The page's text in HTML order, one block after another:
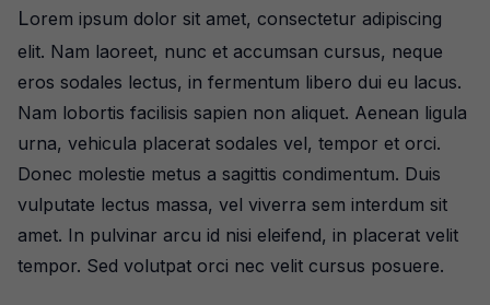
Lorem ipsum dolor sit amet, consectetur adipiscing
elit. Nam laoreet, nunc et accumsan cursus, neque
eros sodales lectus, in fermentum libero dui eu lacus.
Nam lobortis facilisis sapien non aliquet. Aenean ligula
urna, vehicula placerat sodales vel, tempor et orci.
Donec molestie metus a sagittis condimentum. Duis
vulputate lectus massa, vel viverra sem interdum sit
amet. In pulvinar arcu id nisi eleifend, in placerat velit
tempor. Sed volutpat orci nec velit cursus posuere.